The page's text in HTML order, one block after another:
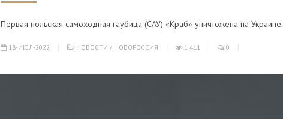
Первая польская самоходная гаубица (САУ) «Краб» уничтожена на Украине.
18-ИЮЛ-2022 НОВОСТИ / НОВОРОССИЯ 1 411 0